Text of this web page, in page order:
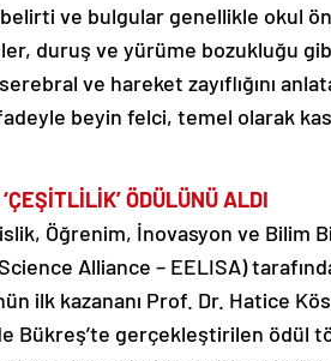
belirti ve bulgular genellikle okul
duruş ve yürüme bozukluğu
ve hareket zayıflığını
beyin felci, temel olarak
ÖDÜLÜNÜ ALDI
Öğrenim, İnovasyon ve Bilim
Alliance – EELISA)
ilk kazananı Prof. Dr. Hatice
Bükreş’te gerçekleştirilen ödül